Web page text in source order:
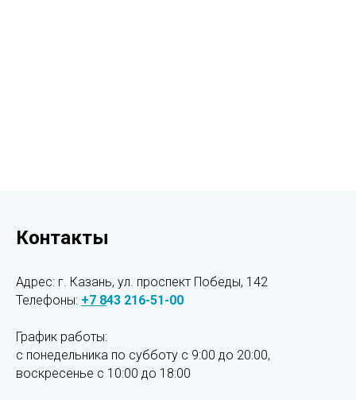
Контакты
Адрес: г. Казань, ул. проспект Победы, 142
Телефоны: +7 843 216-51-00
График работы:
с понедельника по субботу с 9:00 до 20:00,
воскресенье с 10:00 до 18:00